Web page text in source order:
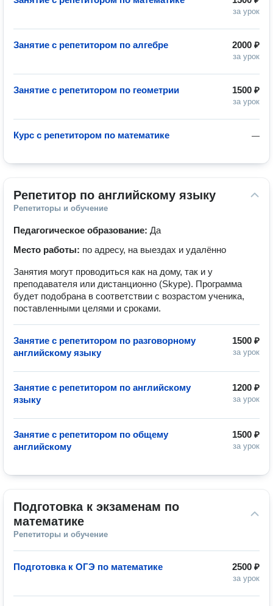
за урок
2000 ₽
за урок
Занятие с репетитором по алгебре
1500 ₽
за урок
Занятие с репетитором по геометрии
—
Курс с репетитором по математике
Репетитор по английскому языку
Репетиторы и обучение
Педагогическое образование: Да
Место работы: по адресу, на выездах и удалённо
Занятия могут проводиться как на дому, так и у
преподавателя или дистанционно (Skype). Программа
будет подобрана в соответствии с возрастом ученика,
поставленными целями и сроками.
1500 ₽
за урок
Занятие с репетитором по разговорному
английскому языку
1200 ₽
за урок
Занятие с репетитором по английскому
языку
1500 ₽
за урок
Занятие с репетитором по общему
английскому
Подготовка к экзаменам по
математике
Репетиторы и обучение
2500 ₽
за урок
Подготовка к ОГЭ по математике